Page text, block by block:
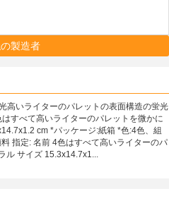
製造者
高いライターのパレットの表面構造の蛍光
すべて高いライターのパレットを微かに
cm *パッケージ:紙箱 *色:4色、組
指定: 名前 4色はすべて高いライターのパ
ル サイズ 15.3x14.7x1...